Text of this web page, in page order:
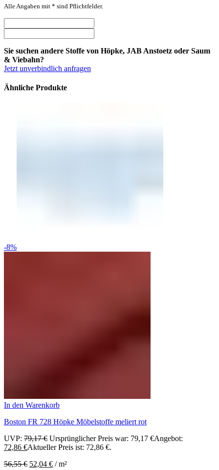
Alle Angaben mit * sind Pflichtfelder.
Sie suchen andere Stoffe von Höpke, JAB Anstoetz oder Saum
& Viebahn?
Jetzt unverbindlich anfragen
Ähnliche Produkte
-8%
In den Warenkorb
Boston FR 728 Höpke Möbelstoffe meliert rot
UVP: 79,17€ Ursprünglicher Preis war: 79,17 €Angebot:
72,86 €Aktueller Preis ist: 72,86 €.
56,55€ 52,04 € /m²